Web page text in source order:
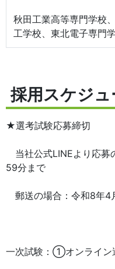
秋田工業高等専門学校
工学校、東北電子専門
採用スケジュ
★選考試験応募締切
当社公式LINEより応募
59分まで
郵送の場合：令和8年4
一次試験：①オンライン